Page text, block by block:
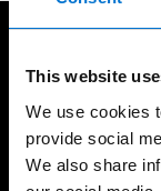
This website
We use cookies
provide social
We also share